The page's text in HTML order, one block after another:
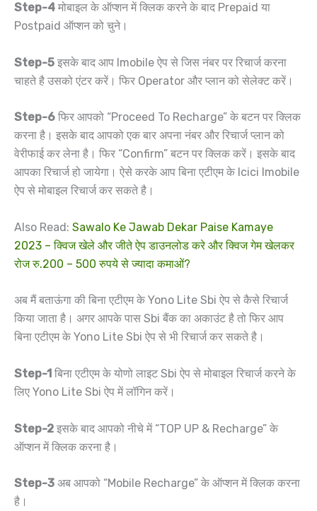
Step-4 मोबाइल के ऑप्शन में क्लिक करने के बाद Prepaid या
Postpaid ऑप्शन को चुने।
Step-5 इसके बाद आप Imobile ऐप से जिस नंबर पर रिचार्ज करना
चाहते है उसको एंटर करें। फिर Operator और प्लान को सेलेक्ट करें।
Step-6 फिर आपको “Proceed To Recharge” के बटन पर क्लिक
करना है। इसके बाद आपको एक बार अपना नंबर और रिचार्ज प्लान को
वेरीफाई कर लेना है। फिर “Confirm” बटन पर क्लिक करें। इसके बाद
आपका रिचार्ज हो जायेगा। ऐसे करके आप बिना एटीएम के Icici Imobile
ऐप से मोबाइल रिचार्ज कर सकते है।
Also Read: Sawalo Ke Jawab Dekar Paise Kamaye
2023 – क्विज खेले और जीते ऐप डाउनलोड करे और क्विज गेम खेलकर
रोज रु.200 – 500 रुपये से ज्यादा कमाओं?
अब मैं बताऊंगा की बिना एटीएम के Yono Lite Sbi ऐप से कैसे रिचार्ज
किया जाता है। अगर आपके पास Sbi बैंक का अकाउंट है तो फिर आप
बिना एटीएम के Yono Lite Sbi ऐप से भी रिचार्ज कर सकते है।
Step-1 बिना एटीएम के योणो लाइट Sbi ऐप से मोबाइल रिचार्ज करने के
लिए Yono Lite Sbi ऐप में लॉगिन करें।
Step-2 इसके बाद आपको नीचे में “TOP UP & Recharge” के
ऑप्शन में क्लिक करना है।
Step-3 अब आपको “Mobile Recharge” के ऑप्शन में क्लिक करना
है।